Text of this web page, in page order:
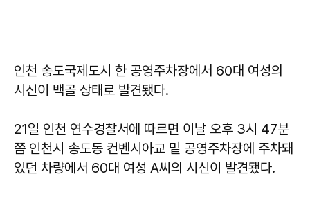
인천 송도국제도시 한 공영주차장에서 60대 여성의
시신이 백골 상태로 발견됐다.
21일 인천 연수경찰서에 따르면 이날 오후 3시 47분
쯤 인천시 송도동 컨벤시아교 밑 공영주차장에 주차돼
있던 차량에서 60대 여성 A씨의 시신이 발견됐다.